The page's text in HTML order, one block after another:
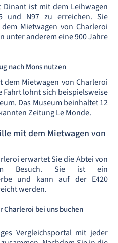
Dinant ist mit dem Leihwagen
und N97 zu erreichen. Sie
Mietwagen von Charleroi
unter anderem eine 900 Jahre
nach Mons nutzen
dem Mietwagen von Charleroi
Fahrt lohnt sich beispielsweise
Das Museum beinhaltet 12
Zeitung Le Monde.
mit dem Mietwagen von
erwartet Sie die Abtei von
Besuch. Sie ist ein
und kann auf der E420
werden.
Charleroi bei uns buchen
Vergleichsportal mit jeder